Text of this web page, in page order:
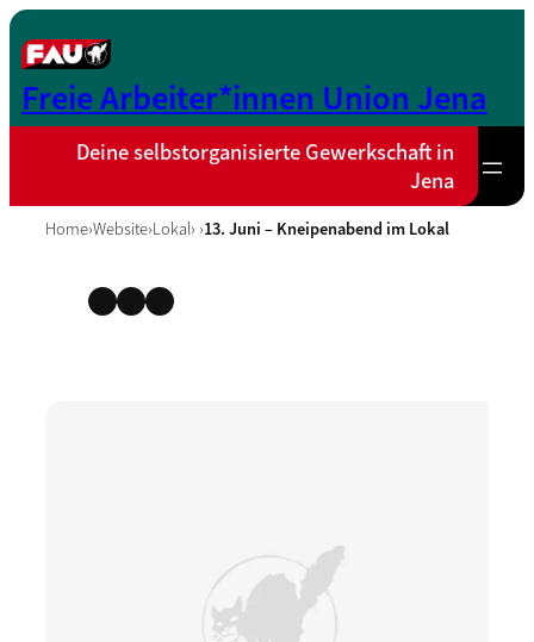
Zum
Inhalt
springen
Freie Arbeiter*innen Union Jena
Deine selbstorganisierte Gewerkschaft in
Jena
Home›Website›Lokal› ›13. Juni – Kneipenabend im Lokal
Instagram
Facebook
Telegram